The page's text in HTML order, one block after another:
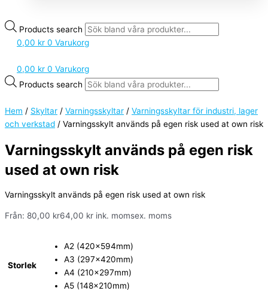
Products search
0,00 kr 0 Varukorg
0,00 kr 0 Varukorg
Products search
Hem / Skyltar / Varningsskyltar / Varningsskyltar för industri, lager
och verkstad / Varningsskylt används på egen risk used at own risk
Varningsskylt används på egen risk
used at own risk
Varningsskylt används på egen risk used at own risk
Från: 80,00 kr64,00 kr ink. momsex. moms
Storlek
A2 (420x594mm)
A3 (297x420mm)
A4 (210x297mm)
A5 (148x210mm)